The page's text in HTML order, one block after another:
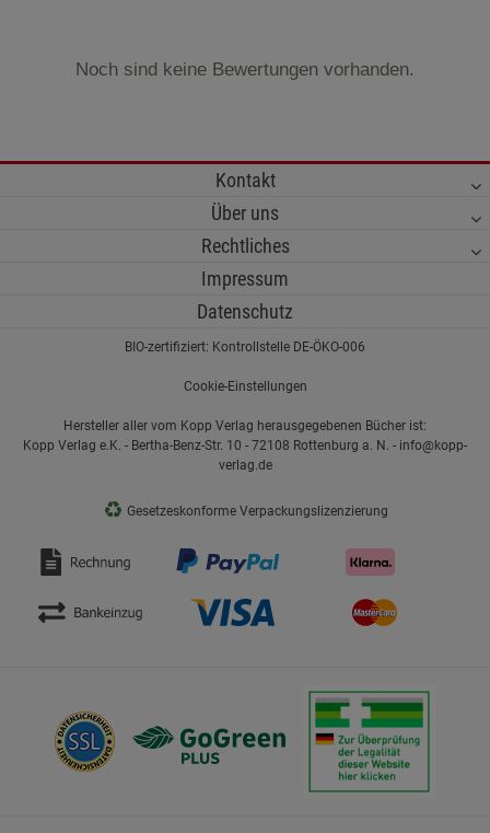
Noch sind keine Bewertungen vorhanden.
Kontakt
Über uns
Rechtliches
Impressum
Datenschutz
BIO-zertifiziert: Kontrollstelle DE-ÖKO-006
Cookie-Einstellungen
Hersteller aller vom Kopp Verlag herausgegebenen Bücher ist:
Kopp Verlag e.K. - Bertha-Benz-Str. 10 - 72108 Rottenburg a. N. - info@kopp-
verlag.de
♻ Gesetzeskonforme Verpackungslizenzierung